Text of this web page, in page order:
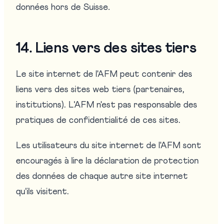
données hors de Suisse.
14. Liens vers des sites tiers
Le site internet de l'AFM peut contenir des
liens vers des sites web tiers (partenaires,
institutions). L'AFM n'est pas responsable des
pratiques de confidentialité de ces sites.
Les utilisateurs du site internet de l'AFM sont
encouragés à lire la déclaration de protection
des données de chaque autre site internet
qu'ils visitent.